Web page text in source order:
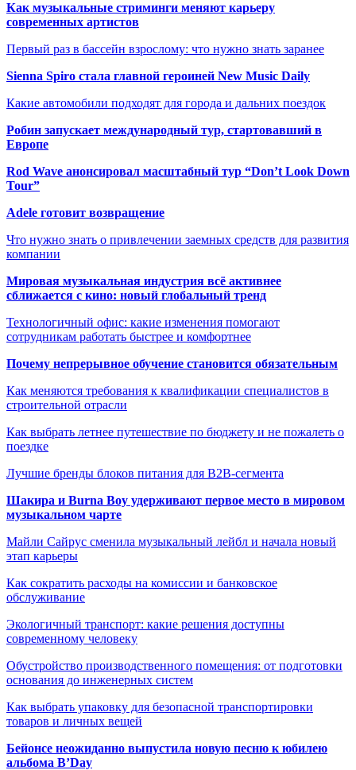
Как музыкальные стриминги меняют карьеру
современных артистов
Первый раз в бассейн взрослому: что нужно знать заранее
Sienna Spiro стала главной героиней New Music Daily
Какие автомобили подходят для города и дальних поездок
Робин запускает международный тур, стартовавший в
Европе
Rod Wave анонсировал масштабный тур “Don’t Look Down
Tour”
Adele готовит возвращение
Что нужно знать о привлечении заемных средств для развития
компании
Мировая музыкальная индустрия всё активнее
сближается с кино: новый глобальный тренд
Технологичный офис: какие изменения помогают
сотрудникам работать быстрее и комфортнее
Почему непрерывное обучение становится обязательным
Как меняются требования к квалификации специалистов в
строительной отрасли
Как выбрать летнее путешествие по бюджету и не пожалеть о
поездке
Лучшие бренды блоков питания для B2B-сегмента
Шакира и Burna Boy удерживают первое место в мировом
музыкальном чарте
Майли Сайрус сменила музыкальный лейбл и начала новый
этап карьеры
Как сократить расходы на комиссии и банковское
обслуживание
Экологичный транспорт: какие решения доступны
современному человеку
Обустройство производственного помещения: от подготовки
основания до инженерных систем
Как выбрать упаковку для безопасной транспортировки
товаров и личных вещей
Бейонсе неожиданно выпустила новую песню к юбилею
альбома B’Day